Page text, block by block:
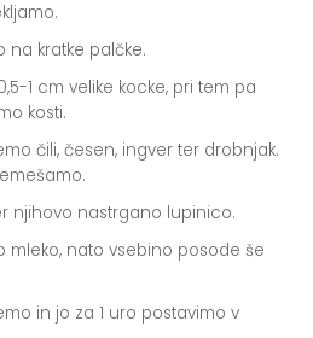
na kratke palčke.
1 cm velike kocke, pri tem pa
kosti.
čili, česen, ingver ter drobnjak.
njihovo nastrgano lupinico.
mleko, nato vsebino posode še
in jo za 1 uro postavimo v